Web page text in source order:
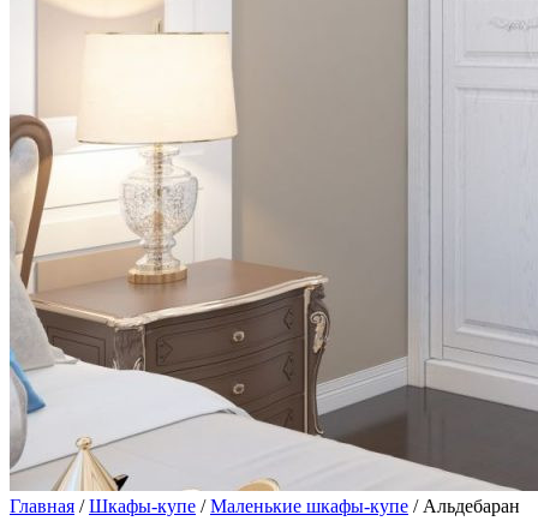
Главная /Шкафы-купе /Маленькие шкафы-купе / Альдебаран